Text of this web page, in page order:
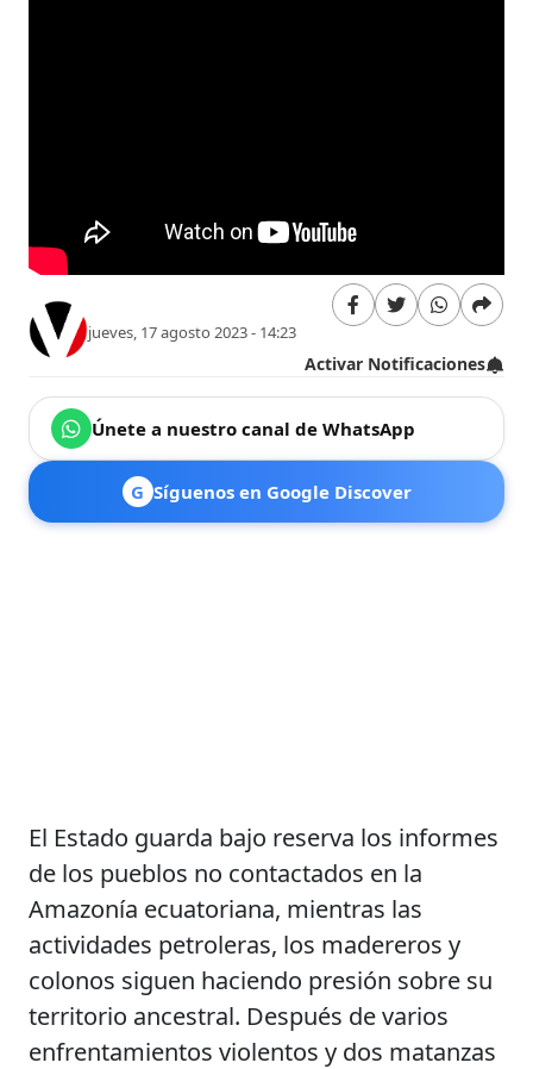
jueves, 17 agosto 2023 - 14:23
Activar Notificaciones
Únete a nuestro canal de WhatsApp
G Síguenos en Google Discover
El Estado guarda bajo reserva los informes
de los pueblos no contactados en la
Amazonía ecuatoriana, mientras las
actividades petroleras, los madereros y
colonos siguen haciendo presión sobre su
territorio ancestral. Después de varios
enfrentamientos violentos y dos matanzas